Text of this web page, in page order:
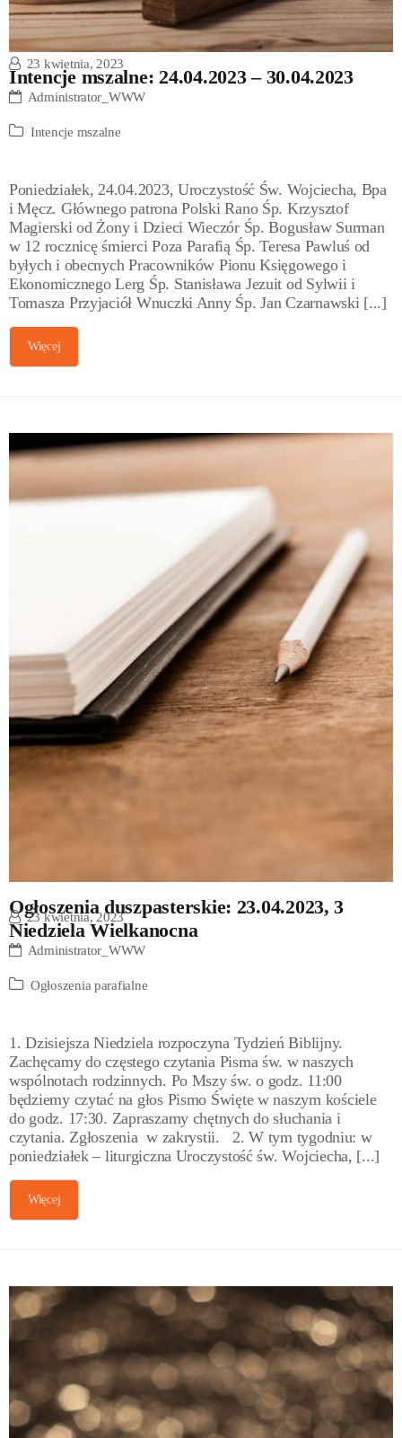
Intencje mszalne: 24.04.2023 – 30.04.2023
23 kwietnia, 2023
Administrator_WWW
Intencje mszalne
Poniedziałek, 24.04.2023, Uroczystość Św. Wojciecha, Bpa
i Męcz. Głównego patrona Polski Rano Śp. Krzysztof
Magierski od Żony i Dzieci Wieczór Śp. Bogusław Surman
w 12 rocznicę śmierci Poza Parafią Śp. Teresa Pawluś od
byłych i obecnych Pracowników Pionu Księgowego i
Ekonomicznego Lerg Śp. Stanisława Jezuit od Sylwii i
Tomasza Przyjaciół Wnuczki Anny Śp. Jan Czarnawski [...]
Więcej
Ogłoszenia duszpasterskie: 23.04.2023, 3
Niedziela Wielkanocna
23 kwietnia, 2023
Administrator_WWW
Ogłoszenia parafialne
1. Dzisiejsza Niedziela rozpoczyna Tydzień Biblijny.
Zachęcamy do częstego czytania Pisma św. w naszych
wspólnotach rodzinnych. Po Mszy św. o godz. 11:00
będziemy czytać na głos Pismo Święte w naszym kościele
do godz. 17:30. Zapraszamy chętnych do słuchania i
czytania. Zgłoszenia w zakrystii. 2. W tym tygodniu: w
poniedziałek – liturgiczna Uroczystość św. Wojciecha, [...]
Więcej